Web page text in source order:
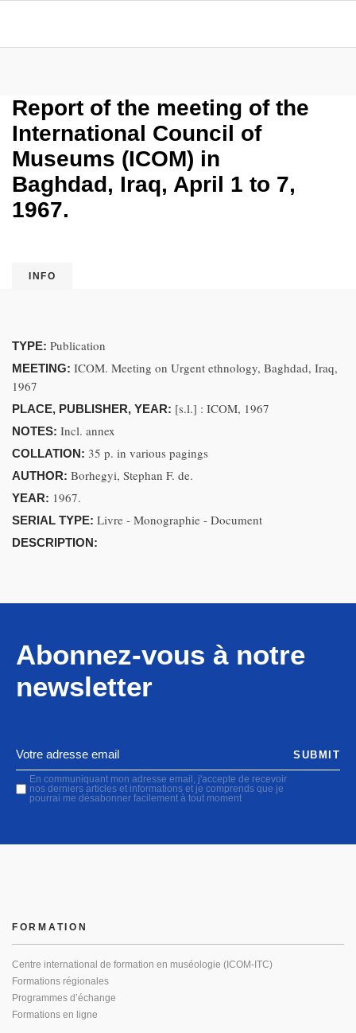
Report of the meeting of the
International Council of
Museums (ICOM) in
Baghdad, Iraq, April 1 to 7,
1967.
INFO
TYPE: Publication
MEETING: ICOM. Meeting on Urgent ethnology, Baghdad, Iraq,
1967
PLACE, PUBLISHER, YEAR: [s.l.] : ICOM, 1967
NOTES: Incl. annex
COLLATION: 35 p. in various pagings
AUTHOR: Borhegyi, Stephan F. de.
YEAR: 1967.
SERIAL TYPE: Livre - Monographie - Document
DESCRIPTION:
Abonnez-vous à notre
newsletter
En communiquant mon adresse email, j'accepte de recevoir
nos derniers articles et informations et je comprends que je
pourrai me désabonner facilement à tout moment
SUBMIT
FORMATION
Centre international de formation en muséologie (ICOM-ITC)
Formations régionales
Programmes d’échange
Formations en ligne